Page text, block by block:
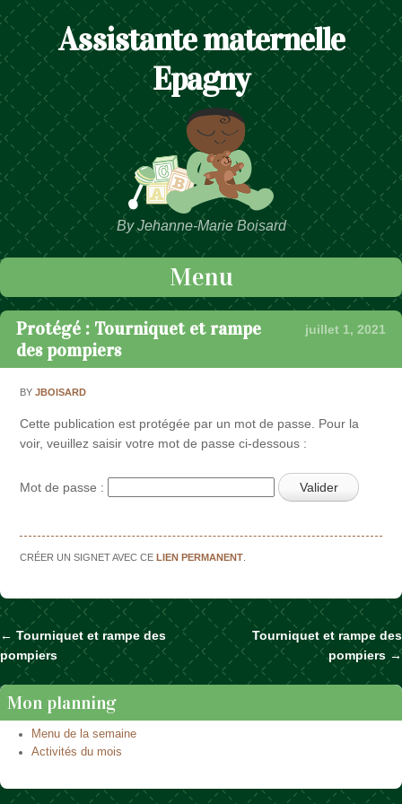
Assistante maternelle
Epagny
By Jehanne-Marie Boisard
Menu
Passer au contenu
Protégé : Tourniquet et rampe
des pompiers
juillet 1, 2021
BYJBOISARD
Cette publication est protégée par un mot de passe. Pour la
voir, veuillez saisir votre mot de passe ci-dessous :
Mot de passe :
CRÉER UN SIGNET AVEC CELIEN PERMANENT
Naviguer dans les articles
← Tourniquet et rampe des
pompiers
Tourniquet et rampe des
pompiers →
Mon planning
Menu de la semaine
Activités du mois